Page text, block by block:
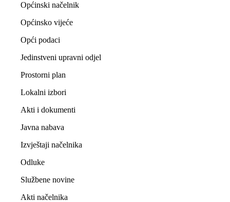
Općinski načelnik
Općinsko vijeće
Opći podaci
Jedinstveni upravni odjel
Prostorni plan
Lokalni izbori
Akti i dokumenti
Javna nabava
Izvještaji načelnika
Odluke
Službene novine
Akti načelnika